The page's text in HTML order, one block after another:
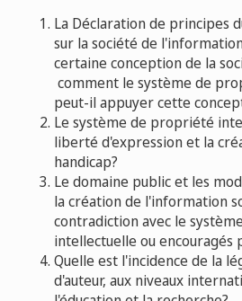
La Déclaration de principes
sur la société de
certaine conception de la
 comment le système de
peut-il appuyer cette
Le système de propriété
liberté d'expression et la
handicap?
Le domaine public et les
la création de l'information
contradiction avec le
intellectuelle ou encouragés
Quelle est l'incidence de la
d'auteur, aux niveaux